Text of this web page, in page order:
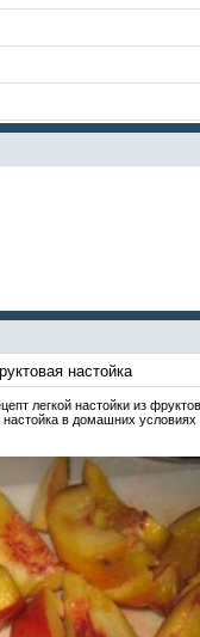
настойка
легкой настойки из
в домашних условиях